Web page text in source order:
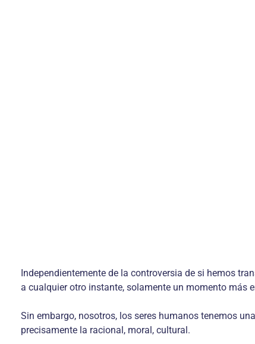
Independientemente de la controversia de si hemos
a cualquier otro instante, solamente un momento más
Sin embargo, nosotros, los seres humanos tenemos
precisamente la racional, moral, cultural.